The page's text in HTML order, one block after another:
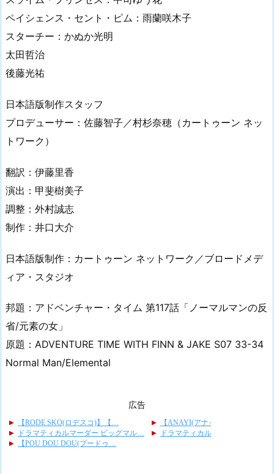
ペイシェンス・セント・ピム：雨蘭咲木子
スターチー：かぬか光明
太田哲治
後藤光祐
日本語版制作スタッフ
プロデューサー：佐藤智子／村杉奈穂（カートゥーン ネッ
トワーク）
翻訳：伊藤里香
演出：甲斐樹美子
調整：外村誠志
制作：井口大介
日本語版制作：カートゥーン ネットワーク／ブロードメデ
ィア・スタジオ
邦題：アドベンチャー・タイム 第117話「ノーマルマンの反
省/元素の女」
原題：ADVENTURE TIME WITH FINN & JAKE S07 33-34
Normal Man/Elemental
広告